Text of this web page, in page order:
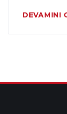
DEVAMINI